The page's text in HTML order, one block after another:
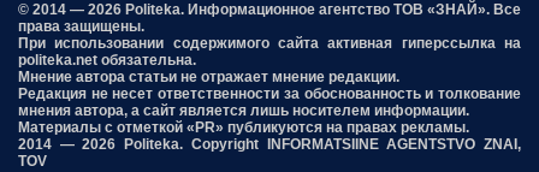
© 2014 — 2026 Politeka. Информационное агентство ТОВ «ЗНАЙ». Все
права защищены.
При использовании содержимого сайта активная гиперссылка на
politeka.net обязательна.
Мнение автора статьи не отражает мнение редакции.
Редакция не несет ответственности за обоснованность и толкование
мнения автора, а сайт является лишь носителем информации.
Материалы с отметкой «PR» публикуются на правах рекламы.
2014 — 2026 Politeka. Copyright INFORMATSIINE AGENTSTVO ZNAI,
TOV